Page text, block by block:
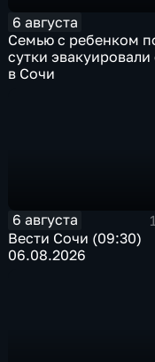
6 августа
Семью с ребенком
сутки эвакуировали
в Сочи
6 августа
Вести Сочи (09:30)
06.08.2026